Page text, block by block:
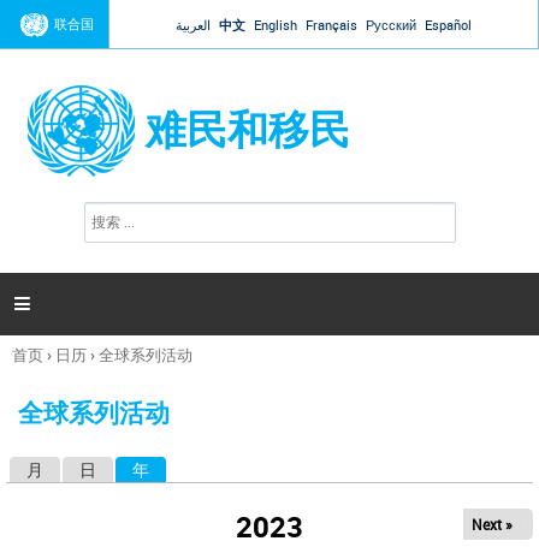
Jump to navigation
联合国 العربية 中文 English Français Русский Español
难民和移民
搜
索

你
这
首页› 日历›全球系列活动
全球系列活动
月 日 年
2023 Next »